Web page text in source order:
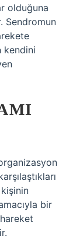
olduğuna
Sendromun
kendini
bir